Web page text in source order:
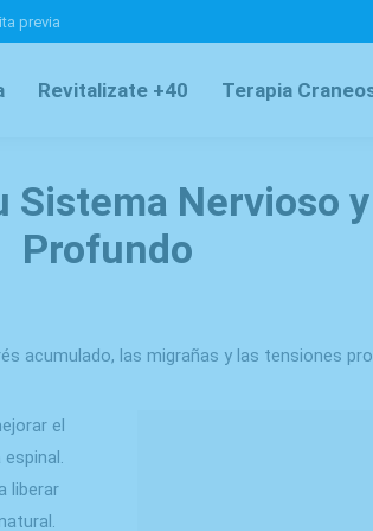
previa
Revitalizate +40 Terapia
Nervioso
Profundo
acumulado, las migrañas y las tensiones
el
liberar